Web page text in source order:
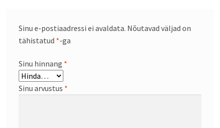
Sinu e-postiaadressi ei avaldata. Nõutavad väljad on
tähistatud *-ga
Sinu hinnang *
Sinu arvustus *